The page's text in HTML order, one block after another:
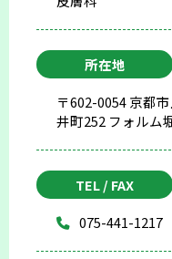
所在地
〒602-0054 京都
井町252 フォルム
TEL / FAX
075-441-1217